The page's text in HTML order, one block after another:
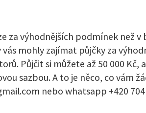
za výhodnějších podmínek než v
mohly zajímat půjčky za
Půjčit si můžete až 50 000 Kč,
sazbou. A to je něco, co vám
nebo whatsapp +420 704